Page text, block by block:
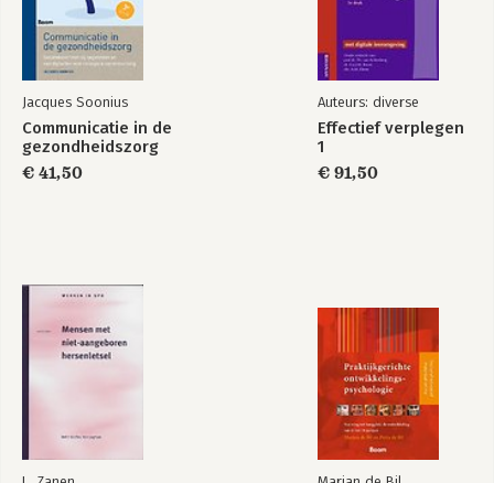
Jacques Soonius
Communicatie in de
gezondheidszorg
€ 41,50
Auteurs: diverse
Effectief verplegen
1
€ 91,50